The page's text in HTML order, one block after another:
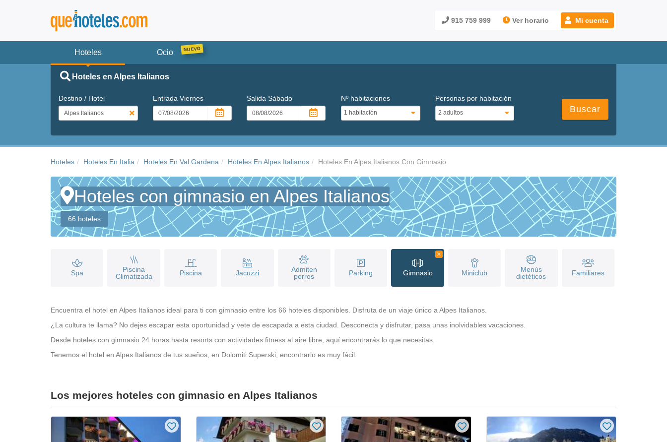
915 759 999 Ver horario Mi cuenta
Hoteles Ocio
Hoteles en Alpes Italianos
Destino / Hotel Entrada Viernes SalidaSábado Nº habitaciones Personas por habitación
Buscar
Hoteles Hoteles En Italia Hoteles En Val Gardena Hoteles En Alpes Italianos Hoteles En Alpes Italianos Con Gimnasio
Hoteles con gimnasio en Alpes Italianos
66 hoteles
Spa
Piscina
Climatizada
Piscina Jacuzzi
Admiten
perros
Parking Gimnasio Miniclub
Menús
dietéticos
Familiares
Encuentra el hotel en Alpes Italianos ideal para ti con gimnasio entre los 66 hoteles disponibles. Disfruta de un viaje único a Alpes Italianos.
¿La cultura te llama? No dejes escapar esta oportunidad y vete de escapada a esta ciudad. Desconecta y disfrutar, pasa unas inolvidables vacaciones.
Desde hoteles con gimnasio 24 horas hasta resorts con actividades fitness al aire libre, aquí encontrarás lo que necesitas.
Tenemos el hotel en Alpes Italianos de tus sueños, en Dolomiti Superski, encontrarlo es muy fácil.
Los mejores hoteles con gimnasio en Alpes Italianos